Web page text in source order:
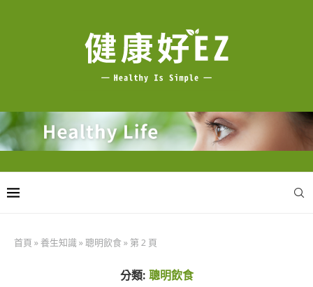
首頁 »養生知識 »聰明飲食 » 第 2 頁
分類: 聰明飲食